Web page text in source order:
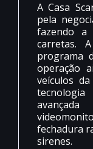
A Casa
pela
fazendo a
carretas.
programa
operação
veículos
fechadura
sirenes.